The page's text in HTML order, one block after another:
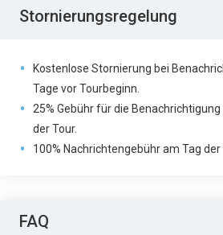
Stornierungsregelung
Kostenlose Stornierung bei
Tage vor Tourbeginn.
25% Gebühr für die
der Tour.
100% Nachrichtengebühr am Tag der
FAQ